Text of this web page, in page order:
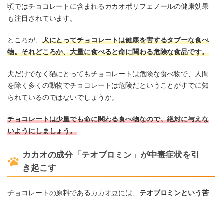
頃ではチョコレートに含まれるカカオポリフェノールの健康効果
も注目されています。
ところが、 犬にとってチョコレートは健康を害するタブーな食べ
物。それどころか、大量に食べると命に関わる危険な食品です。
犬だけでなく猫にとってもチョコレートは危険な食べ物で、人間
を除く多くの動物でチョコレートは危険だということがすでに知
られているのではないでしょうか。
チョコレートは少量でも命に関わる食べ物なので、絶対に与えな
いようにしましょう。
カカオの成分「テオブロミン」が中毒症状を引
き起こす
チョコレートの原料であるカカオ豆には、 テオブロミンという苦